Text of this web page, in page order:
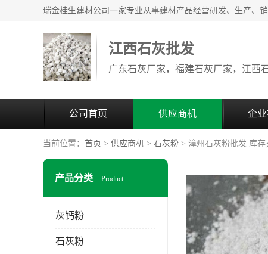
江西石灰批发
公司首页 供应商机 企
当前位置： 首页 > 供应商机 > 石灰粉 > 漳州石灰粉批发 库存
产品分类 Product
灰钙粉
石灰粉